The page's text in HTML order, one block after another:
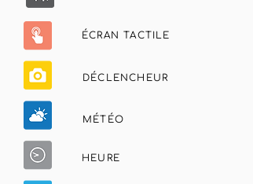
ÉCRAN TACTILE
DÉCLENCHEUR
MÉTÉO
HEURE